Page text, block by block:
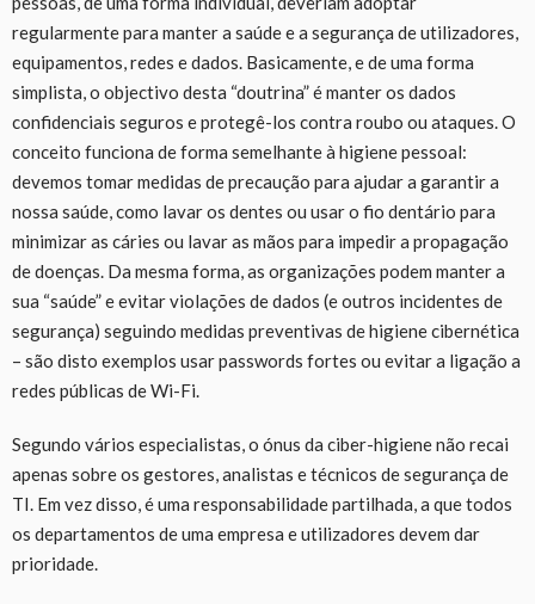
regularmente para manter a saúde e a segurança de utilizadores,
equipamentos, redes e dados. Basicamente, e de uma forma
simplista, o objectivo desta “doutrina” é manter os dados
confidenciais seguros e protegê-los contra roubo ou ataques. O
conceito funciona de forma semelhante à higiene pessoal:
devemos tomar medidas de precaução para ajudar a garantir a
nossa saúde, como lavar os dentes ou usar o fio dentário para
minimizar as cáries ou lavar as mãos para impedir a propagação
de doenças. Da mesma forma, as organizações podem manter a
sua “saúde” e evitar violações de dados (e outros incidentes de
segurança) seguindo medidas preventivas de higiene cibernética
– são disto exemplos usar passwords fortes ou evitar a ligação a
redes públicas de Wi-Fi.
Segundo vários especialistas, o ónus da ciber-higiene não recai
apenas sobre os gestores, analistas e técnicos de segurança de
TI. Em vez disso, é uma responsabilidade partilhada, a que todos
os departamentos de uma empresa e utilizadores devem dar
prioridade.